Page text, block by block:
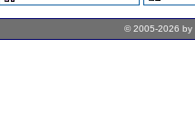
© 2005-2026 by